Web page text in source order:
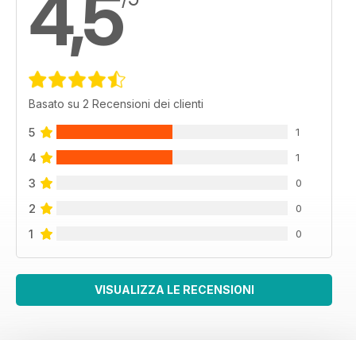
4,5
Basato su 2 Recensioni dei clienti
5 1
4 1
3 0
2 0
1 0
VISUALIZZA LE RECENSIONI